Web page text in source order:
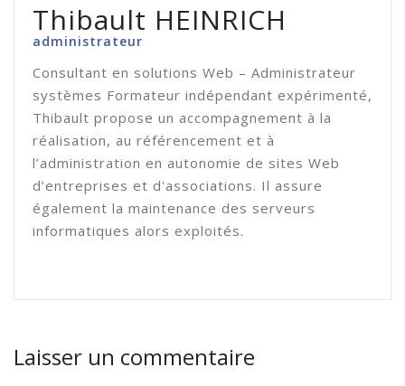
Thibault HEINRICH
administrateur
Consultant en solutions Web – Administrateur
systèmes Formateur indépendant expérimenté,
Thibault propose un accompagnement à la
réalisation, au référencement et à
l’administration en autonomie de sites Web
d’entreprises et d'associations. Il assure
également la maintenance des serveurs
informatiques alors exploités.
Laisser un commentaire